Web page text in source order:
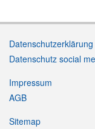
Datenschutzerklärung
Datenschutz social
Impressum
AGB
Sitemap